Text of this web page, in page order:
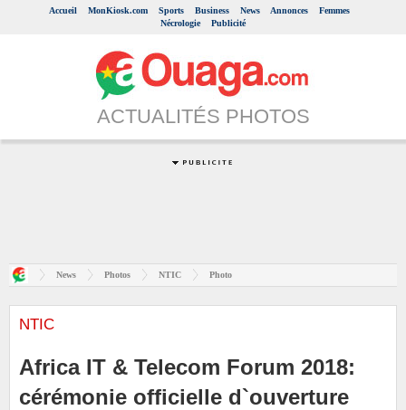
Accueil MonKiosk.com Sports Business News Annonces
Femmes
Nécrologie
Publicité
ACTUALITÉS PHOTOS
News Photos NTIC Photo
NTIC
Africa IT & Telecom Forum 2018:
cérémonie officielle d`ouverture